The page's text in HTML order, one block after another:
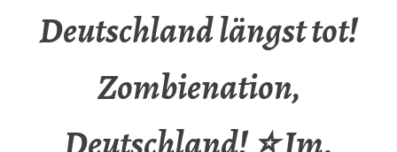
Deutschland längst tot!
Zombienation,